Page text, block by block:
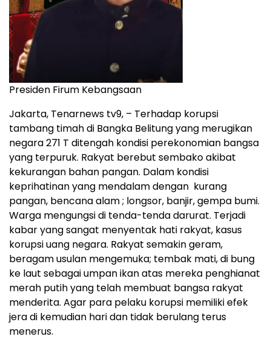
Presiden Firum Kebangsaan
Jakarta, Tenarnews tv9, – Terhadap korupsi
tambang timah di Bangka Belitung yang merugikan
negara 271 T ditengah kondisi perekonomian bangsa
yang terpuruk. Rakyat berebut sembako akibat
kekurangan bahan pangan. Dalam kondisi
keprihatinan yang mendalam dengan kurang
pangan, bencana alam ; longsor, banjir, gempa bumi.
Warga mengungsi di tenda-tenda darurat. Terjadi
kabar yang sangat menyentak hati rakyat, kasus
korupsi uang negara. Rakyat semakin geram,
beragam usulan mengemuka; tembak mati, di bung
ke laut sebagai umpan ikan atas mereka penghianat
merah putih yang telah membuat bangsa rakyat
menderita. Agar para pelaku korupsi memiliki efek
jera di kemudian hari dan tidak berulang terus
menerus.